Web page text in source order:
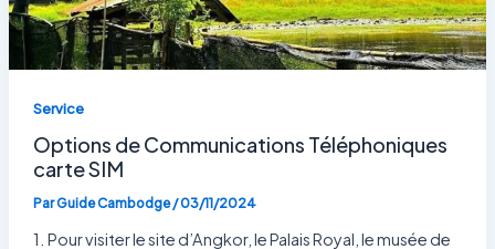
Service
Options de Communications Téléphoniques
carte SIM
ParGuide Cambodge/03/11/2024
1. Pour visiter le site d’Angkor, le Palais Royal, le musée de